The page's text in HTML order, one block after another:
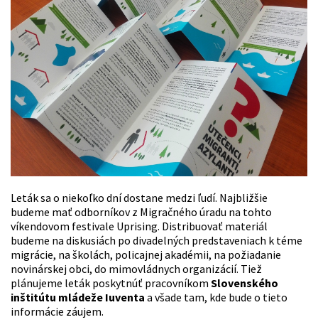
Leták sa o niekoľko dní dostane medzi ľudí. Najbližšie
budeme mať odborníkov z Migračného úradu na tohto
víkendovom festivale Uprising. Distribuovať materiál
budeme na diskusiách po divadelných predstaveniach k téme
migrácie, na školách, policajnej akadémii, na požiadanie
novinárskej obci, do mimovládnych organizácií. Tiež
plánujeme leták poskytnúť pracovníkom Slovenského
inštitútu mládeže Iuventa a všade tam, kde bude o tieto
informácie záujem.